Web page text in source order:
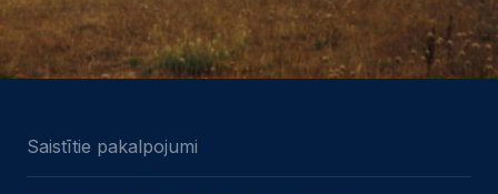
Saistītie pakalpojumi